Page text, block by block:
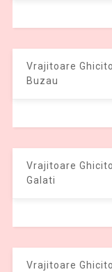
Vrajitoare
Buzau
Vrajitoare
Galati
Vrajitoare